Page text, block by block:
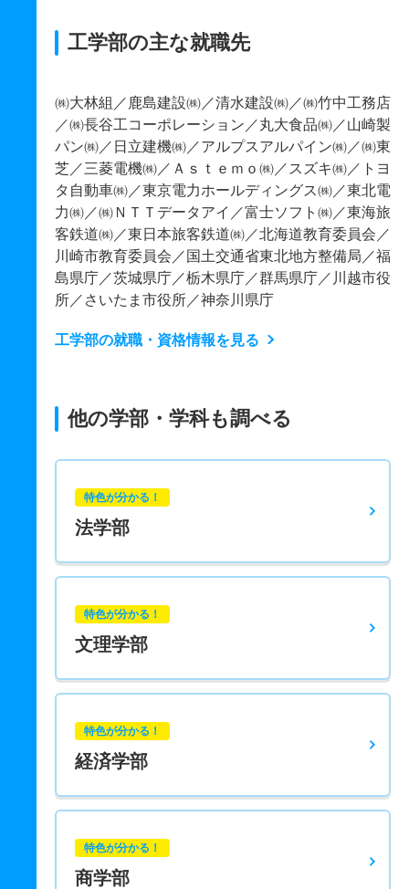
工学部の主な就職先
㈱大林組／鹿島建設㈱／清水建設㈱／㈱竹中工務店
／㈱長谷工コーポレーション／丸大食品㈱／山崎製
パン㈱／日立建機㈱／アルプスアルパイン㈱／㈱東
芝／三菱電機㈱／Ａｓｔｅｍｏ㈱／スズキ㈱／トヨ
タ自動車㈱／東京電力ホールディングス㈱／東北電
力㈱／㈱ＮＴＴデータアイ／富士ソフト㈱／東海旅
客鉄道㈱／東日本旅客鉄道㈱／北海道教育委員会／
川崎市教育委員会／国土交通省東北地方整備局／福
島県庁／茨城県庁／栃木県庁／群馬県庁／川越市役
所／さいたま市役所／神奈川県庁
工学部の就職・資格情報を見る
他の学部・学科も調べる
特色が分かる！
法学部
特色が分かる！
文理学部
特色が分かる！
経済学部
特色が分かる！
商学部